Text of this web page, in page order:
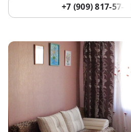
+7 (909) 817-57-90